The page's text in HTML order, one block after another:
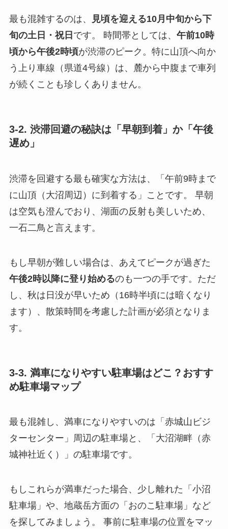
最も混雑するのは、
見頃を迎える10月中旬から下
旬の土日・祝日 です。 時間帯としては、 午前10時
頃から午後2時頃が渋滞のピーク。特に山頂へ向か
う上り車線（県道4号線）は、麓から中腹まで車列
が続くことも珍しくありません。
3-2. 渋滞回避の秘訣は「早朝到着」か「午後
遅め」
渋滞を回避する最も確実な方法は、「午前9時まで
に山頂（大沼周辺）に到着する」ことです。 早朝
は空気も澄んでおり、湖面の反射も美しいため、
一石二鳥と言えます。
もし早朝が難しい場合は、あえてピークが過ぎた
午後2時以降に登り始めるのも一つの手です。ただ
し、秋は日没が早いため（16時半頃には暗くなり
ます）、散策時間を考慮した計画が必須となりま
す。
3-3. 満車になりやすい駐車場はどこ？おすす
め駐車場マップ
最も混雑し、満車になりやすいのは「赤城山ビジ
ターセンター」周辺の駐車場と、「大沼湖畔（赤
城神社近く）」の駐車場です。
もしこれらが満車だった場合、少し離れた「小沼
駐車場」や、地蔵岳方面の「おのこ駐車場」など
を探してみましょう。 事前に駐車場の位置をマッ